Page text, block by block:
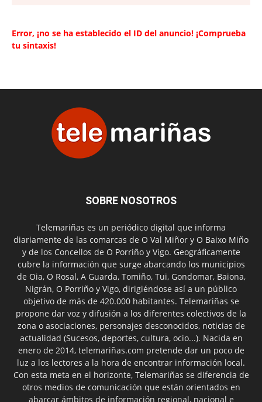
Error, ¡no se ha establecido el ID del anuncio! ¡Comprueba
tu sintaxis!
SOBRE NOSOTROS
Telemariñas es un periódico digital que informa
diariamente de las comarcas de O Val Miñor y O Baixo Miño
y de los Concellos de O Porriño y Vigo. Geográficamente
cubre la información que surge abarcando los municipios
de Oia, O Rosal, A Guarda, Tomiño, Tui, Gondomar, Baiona,
Nigrán, O Porriño y Vigo, dirigiéndose así a un público
objetivo de más de 420.000 habitantes. Telemariñas se
propone dar voz y difusión a los diferentes colectivos de la
zona o asociaciones, personajes desconocidos, noticias de
actualidad (Sucesos, deportes, cultura, ocio...). Nacida en
enero de 2014, telemariñas.com pretende dar un poco de
luz a los lectores a la hora de encontrar información local.
Con esta meta en el horizonte, Telemariñas se diferencia de
otros medios de comunicación que están orientados en
abarcar ámbitos de información regional, nacional e